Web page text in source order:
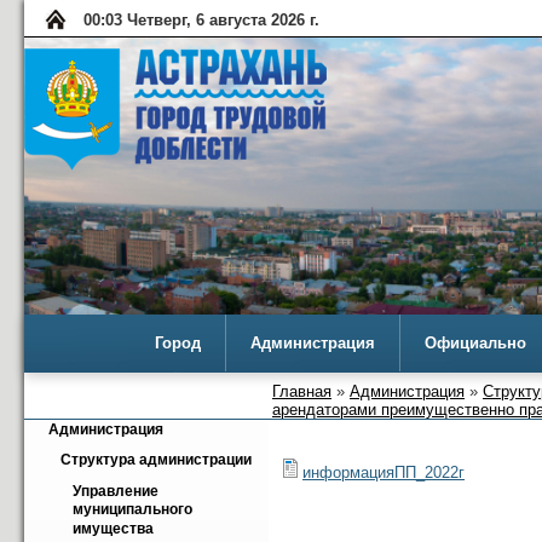
00:03 Четверг, 6 августа 2026 г.
Город Администрация Официально
Главная » Администрация »
арендаторами преимущественно
Администрация
Структура администрации
Управление
муниципального
имущества
информацияПП_2022г